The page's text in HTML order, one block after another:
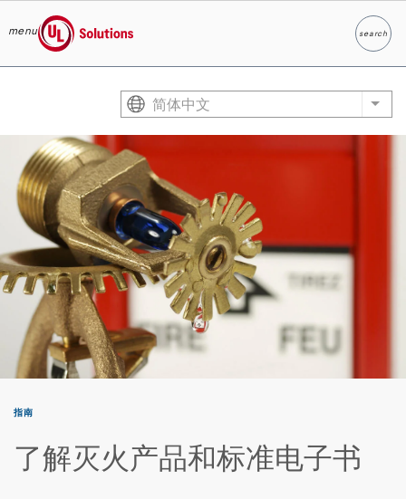
menu
UL Solutions
searchSearch
简体中文 List
指南
了解灭火产品和标准电子书